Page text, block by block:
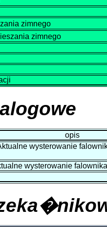
zimnego
zimnego
opis
wysterowanie
wysterowanie